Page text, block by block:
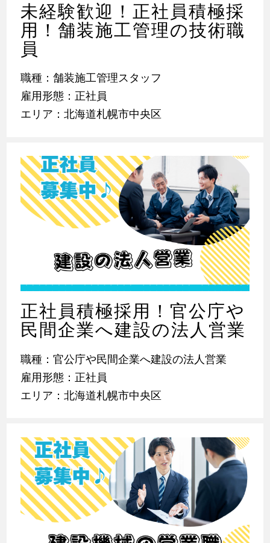
未経験歓迎！正社員積極採
用！舗装施工管理の技術職
員
職種：舗装施工管理スタッフ
雇用形態：正社員
エリア：北海道札幌市中央区
正社員積極採用！官公庁や
民間企業へ建設の法人営業
職種：官公庁や民間企業へ建設の法人営業
雇用形態：正社員
エリア：北海道札幌市中央区